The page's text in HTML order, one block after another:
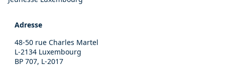
Adresse
48-50 rue Charles Martel
L-2134 Luxembourg
BP 707, L-2017